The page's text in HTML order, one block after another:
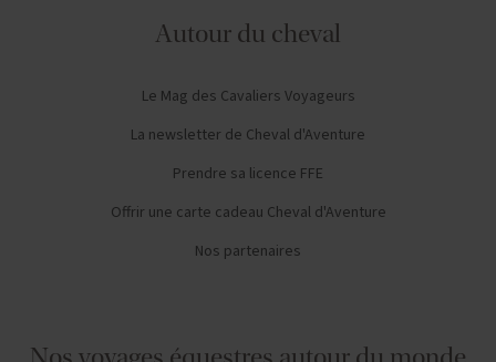
Autour du cheval
Le Mag des Cavaliers Voyageurs
La newsletter de Cheval d'Aventure
Prendre sa licence FFE
Offrir une carte cadeau Cheval d'Aventure
Nos partenaires